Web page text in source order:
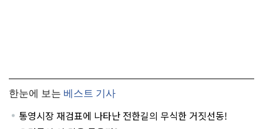
한눈에 보는 베스트 기사
통영시장 재검표에 나타난 전한길의 무식한 거짓선동!